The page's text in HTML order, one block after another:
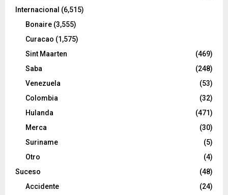
Internacional (6,515)
Bonaire (3,555)
Curacao (1,575)
Sint Maarten
(469)
Saba
(248)
Venezuela
(53)
Colombia
(32)
Hulanda
(471)
Merca
(30)
Suriname
(5)
Otro
(4)
Suceso
(48)
Accidente
(24)